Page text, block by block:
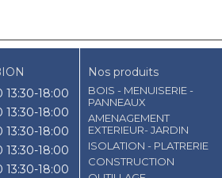
13:30-18:00
13:30-18:00
13:30-18:00
13:30-18:00
13:30-18:00
Nos produits
BOIS - MENUISERIE -
PANNEAUX
AMENAGEMENT
EXTERIEUR- JARDIN
ISOLATION - PLATRERIE
CONSTRUCTION